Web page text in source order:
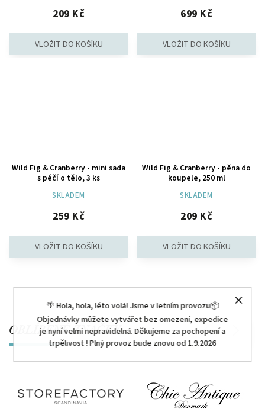
🌴 Hola, hola, léto volá! Jsme v letním provozu📦
Objednávky můžete vytvářet bez omezení, expedice
je nyní velmi nepravidelná. Děkujeme za pochopení a
trpělivost ! Plný provoz bude znovu od 1.9.2026
209 Kč 699 Kč
Wild Fig & Cranberry - mini sada
s péčí o tělo, 3 ks
SKLADEM
259 Kč
Wild Fig & Cranberry - pěna do
koupele, 250 ml
SKLADEM
209 Kč
OBLÍBENÉ ZNAČKY Previous